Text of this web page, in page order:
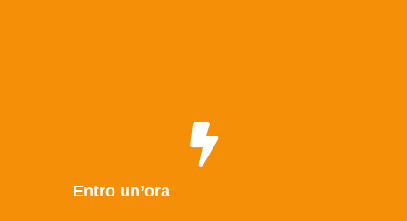
Entro un’ora